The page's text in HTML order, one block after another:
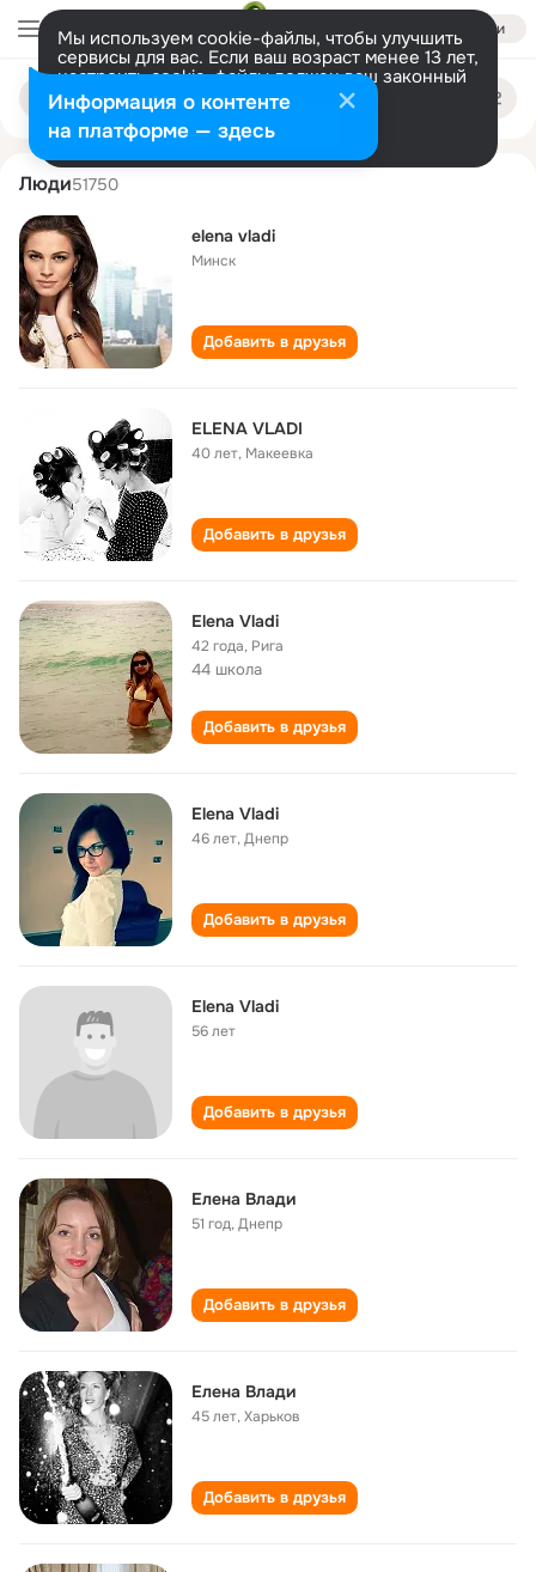
Войти
Мы используем cookie-файлы, чтобы улучшить
сервисы для вас. Если ваш возраст менее 13 лет,
настроить cookie-файлы должен ваш законный
представитель. Больше информации
Разрешить все Настроить
Поиск
людям
elena vladi
Люди51750
elena vladi
Минск
Добавить в друзья
ELENA VLADI
40 лет, Макеевка
Добавить в друзья
Elena Vladi
42 года, Рига
44 школа
Добавить в друзья
Elena Vladi
46 лет,Днепр
Добавить в друзья
Elena Vladi
56 лет
Добавить в друзья
Елена Влади
51 год,Днепр
Добавить в друзья
Елена Влади
45 лет,Харьков
Добавить в друзья
Информация о контенте
на платформе — здесь